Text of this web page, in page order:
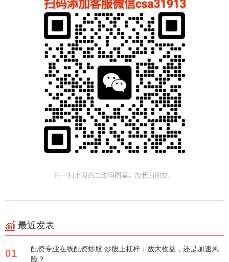
最近发表
01
配资专业在线配资炒股 炒股上杠杆：放大收益，还是加速风
险？